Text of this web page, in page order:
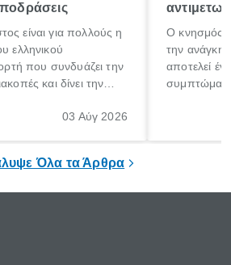
είναι για πολλούς η
ελληνικού
που συνδυάζει την
και δίνει την
για λίγες μέρες03 Αύγ 2026
Ο κνησμός
την ανάγκη
αποτελεί
Όλα τα Άρθρα